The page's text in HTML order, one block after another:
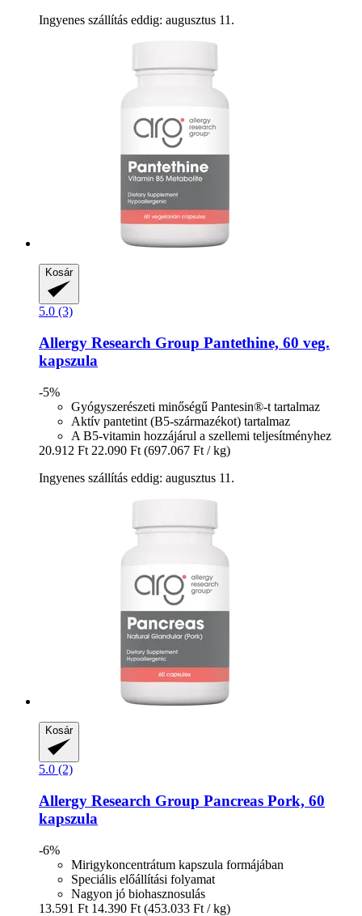
Ingyenes szállítás eddig: augusztus 11.
Kosár
5.0 (3)
Allergy Research Group Pantethine, 60 veg.
kapszula
-5%
Gyógyszerészeti minőségű Pantesin®-t tartalmaz
Aktív pantetint (B5-származékot) tartalmaz
A B5-vitamin hozzájárul a szellemi teljesítményhez
20.912 Ft 22.090 Ft (697.067 Ft / kg)
Ingyenes szállítás eddig: augusztus 11.
Kosár
5.0 (2)
Allergy Research Group Pancreas Pork, 60
kapszula
-6%
Mirigykoncentrátum kapszula formájában
Speciális előállítási folyamat
Nagyon jó biohasznosulás
13.591 Ft 14.390 Ft (453.033 Ft / kg)